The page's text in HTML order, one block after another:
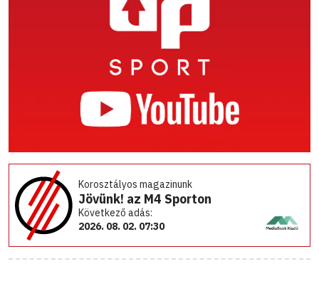
Korosztályos magazinunk
Jövünk! az M4 Sporton
Következő adás:
2026. 08. 02. 07:30